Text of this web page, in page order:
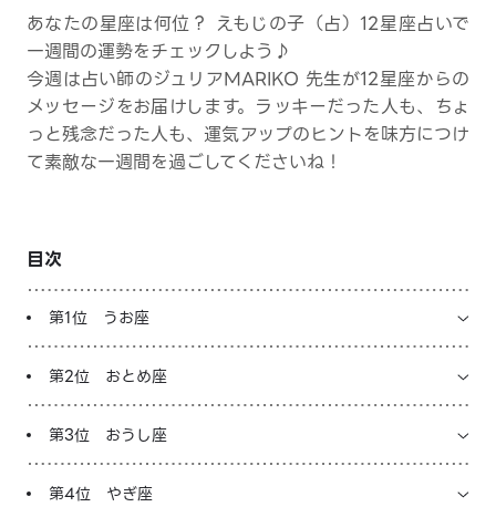
えもじの子（占）12星座占い
占い記事
お知らせ
あなたの星座は何位？ えもじの子（占）12星座占いで
一週間の運勢をチェックしよう♪
今週は占い師のジュリアMARIKO 先生が12星座からの
メッセージをお届けします。ラッキーだった人も、ちょ
っと残念だった人も、運気アップのヒントを味方につけ
て素敵な一週間を過ごしてくださいね！
目次
第1位 うお座
第2位 おとめ座
第3位 おうし座
第4位 やぎ座